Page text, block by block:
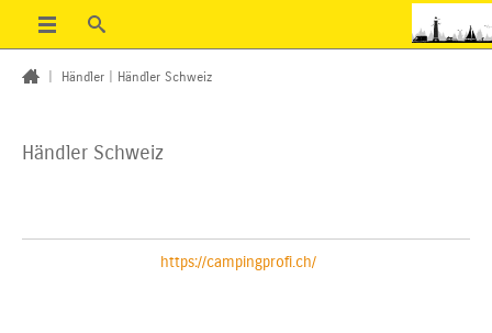
Händler Händler Schweiz
Händler Schweiz
https://campingprofi.ch/